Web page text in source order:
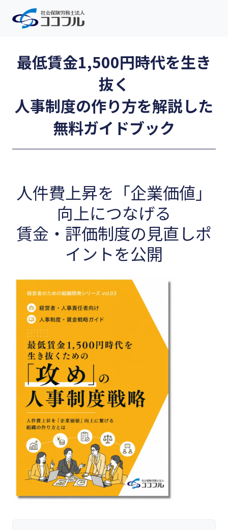
最低賃金1,500円時代を生き
抜く
人事制度の作り方を解説した
無料ガイドブック
人件費上昇を「企業価値」
向上につなげる
賃金・評価制度の見直しポ
イントを公開